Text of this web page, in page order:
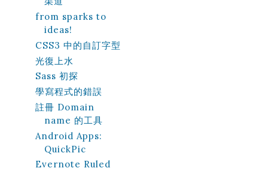
from sparks to
ideas!
CSS3 中的自訂字型
光復上水
Sass 初探
學寫程式的錯誤
註冊 Domain
name 的工具
Android Apps:
QuickPic
Evernote Ruled